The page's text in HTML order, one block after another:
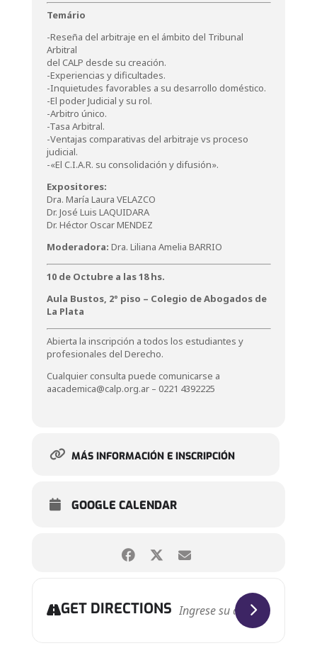
Temário
-Reseña del arbitraje en el ámbito del Tribunal
Arbitral
del CALP desde su creación.
-Experiencias y dificultades.
-Inquietudes favorables a su desarrollo doméstico.
-El poder Judicial y su rol.
-Arbitro único.
-Tasa Arbitral.
-Ventajas comparativas del arbitraje vs proceso
judicial.
-«El C.I.A.R. su consolidación y difusión».
Expositores:
Dra. María Laura VELAZCO
Dr. José Luis LAQUIDARA
Dr. Héctor Oscar MENDEZ
Moderadora: Dra. Liliana Amelia BARRIO
10 de Octubre a las 18 hs.
Aula Bustos, 2° piso – Colegio de Abogados de
La Plata
Abierta la inscripción a todos los estudiantes y
profesionales del Derecho.
Cualquier consulta puede comunicarse a
aacademica@calp.org.ar – 0221 4392225
MÁS INFORMACIÓN E INSCRIPCIÓN
GOOGLE CALENDAR
GET DIRECTIONS